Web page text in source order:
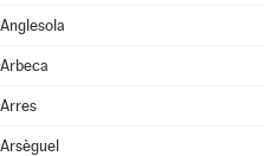
Anglesola
Arbeca
Arres
Arsèguel